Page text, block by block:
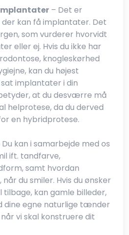
– Det er
kan få implantater. Det
som vurderer hvorvidt
eller ej. Hvis du ikke har
knogleskørhed
kan du højest
implantater i din
at du desværre må
helprotese, da du derved
en hybridprotese.
Du kan i samarbejde med os
ift. tandfarve,
samt hvordan
du smiler. Hvis du ønsker
kan gamle billeder,
dine egne naturlige tænder
vi skal konstruere dit